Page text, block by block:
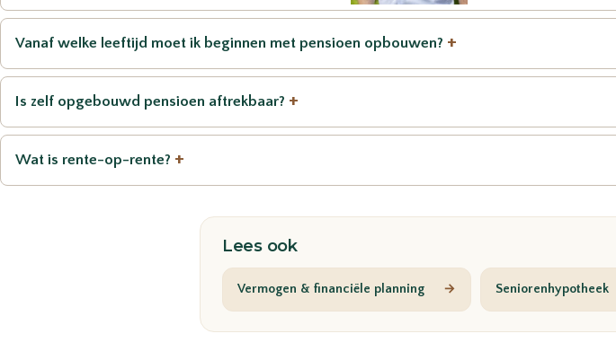
Vanaf welke leeftijd moet ik beginnen met pensioen opbouwen? +
Is zelf opgebouwd pensioen aftrekbaar? +
Wat is rente-op-rente? +
Lees ook
Vermogen & financiële planning → Seniorenhypotheek